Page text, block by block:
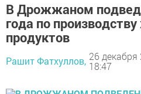
В Дрожжаном
года по
продуктов
Рашит Фатхуллов, 26 декабря
18:47